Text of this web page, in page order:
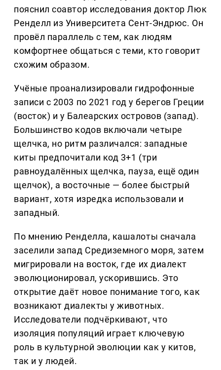
пояснил соавтор исследования доктор Люк
Ренделл из Университета Сент-Эндрюс. Он
провёл параллель с тем, как людям
комфортнее общаться с теми, кто говорит
схожим образом.
Учёные проанализировали гидрофонные
записи с 2003 по 2021 год у берегов Греции
(восток) и у Балеарских островов (запад).
Большинство кодов включали четыре
щелчка, но ритм различался: западные
киты предпочитали код 3+1 (три
равноудалённых щелчка, пауза, ещё один
щелчок), а восточные — более быстрый
вариант, хотя изредка использовали и
западный.
По мнению Ренделла, кашалоты сначала
заселили запад Средиземного моря, затем
мигрировали на восток, где их диалект
эволюционировал, ускорившись. Это
открытие даёт новое понимание того, как
возникают диалекты у животных.
Исследователи подчёркивают, что
изоляция популяций играет ключевую
роль в культурной эволюции как у китов,
так и у людей.